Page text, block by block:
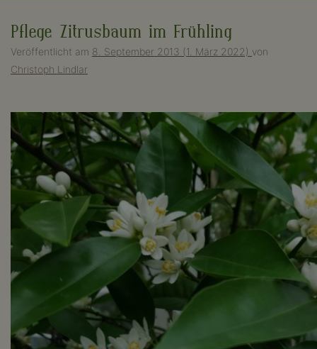
Pflege Zitrusbaum im Frühling
Veröffentlicht am 8. September 2013 (1. März 2022) von
Christoph Lindlar